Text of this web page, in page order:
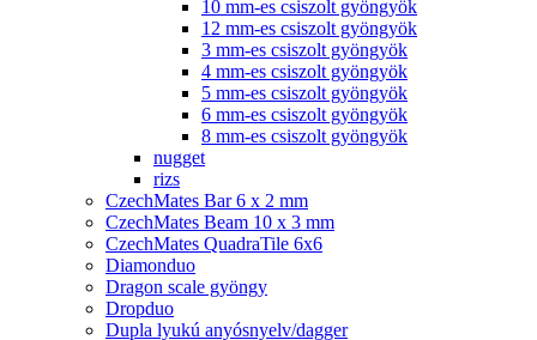
10 mm-es csiszolt gyöngyök
12 mm-es csiszolt gyöngyök
3 mm-es csiszolt gyöngyök
4 mm-es csiszolt gyöngyök
5 mm-es csiszolt gyöngyök
6 mm-es csiszolt gyöngyök
8 mm-es csiszolt gyöngyök
nugget
rizs
CzechMates Bar 6 x 2 mm
CzechMates Beam 10 x 3 mm
CzechMates QuadraTile 6x6
Diamonduo
Dragon scale gyöngy
Dropduo
Dupla lyukú anyósnyelv/dagger